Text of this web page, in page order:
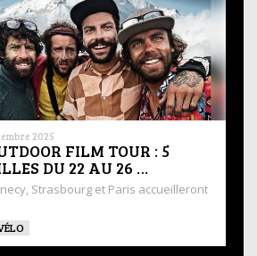
2025
FILM TOUR : 5
DU 22 AU 26 …
Strasbourg et Paris accueilleront